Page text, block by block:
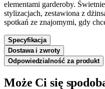
elementami garderoby.
stylizacjach, zestawiona z
spotkań ze znajomymi, gdy
Specyfikacja
Dostawa i zwroty
Odpowiedzialność za produkt
Może Ci się